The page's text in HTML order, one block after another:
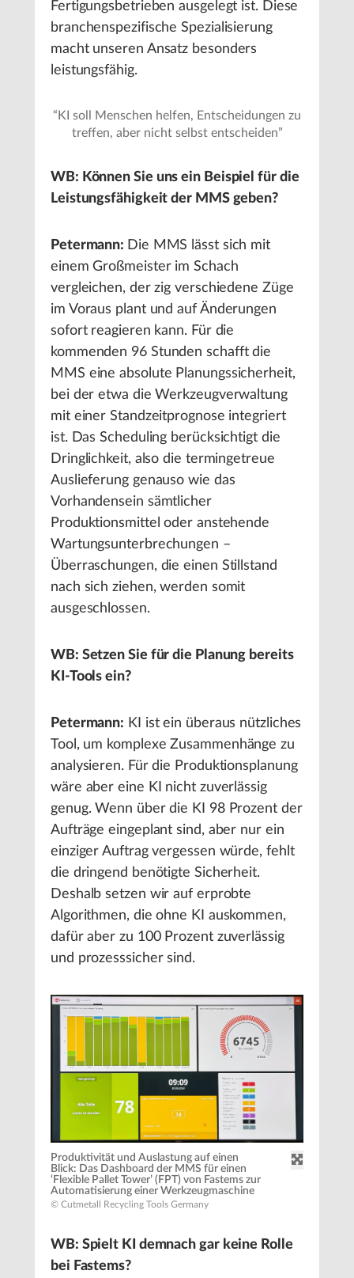
Fertigungsbetrieben ausgelegt ist. Diese
branchenspezifische Spezialisierung
macht unseren Ansatz besonders
leistungsfähig.
“ KI soll Menschen helfen, Entscheidungen zu
treffen, aber nicht selbst entscheiden”
WB: Können Sie uns ein Beispiel für die
Leistungsfähigkeit der MMS geben?
Petermann: Die MMS lässt sich mit
einem Großmeister im Schach
vergleichen, der zig verschiedene Züge
im Voraus plant und auf Änderungen
sofort reagieren kann. Für die
kommenden 96 Stunden schafft die
MMS eine absolute Planungssicherheit,
bei der etwa die Werkzeugverwaltung
mit einer Standzeitprognose integriert
ist. Das Scheduling berücksichtigt die
Dringlichkeit, also die termingetreue
Auslieferung genauso wie das
Vorhandensein sämtlicher
Produktionsmittel oder anstehende
Wartungsunterbrechungen –
Überraschungen, die einen Stillstand
nach sich ziehen, werden somit
ausgeschlossen.
WB: Setzen Sie für die Planung bereits
KI-Tools ein?
Petermann: KI ist ein überaus nützliches
Tool, um komplexe Zusammenhänge zu
analysieren. Für die Produktionsplanung
wäre aber eine KI nicht zuverlässig
genug. Wenn über die KI 98 Prozent der
Aufträge eingeplant sind, aber nur ein
einziger Auftrag vergessen würde, fehlt
die dringend benötigte Sicherheit.
Deshalb setzen wir auf erprobte
Algorithmen, die ohne KI auskommen,
dafür aber zu 100 Prozent zuverlässig
und prozesssicher sind.
Produktivität und Auslastung auf einen
Blick: Das Dashboard der MMS für einen
‘Flexible Pallet Tower’ (FPT) von Fastems zur
Automatisierung einer Werkzeugmaschine
© Cutmetall Recycling Tools Germany
WB: Spielt KI demnach gar keine Rolle
bei Fastems?